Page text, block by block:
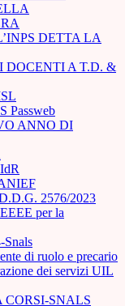
DETTA LA
DOCENTI A T.D. &
Passweb
ANNO DI
2576/2023
per la
Snals
di ruolo e precario
dei servizi UIL
CORSI-SNALS